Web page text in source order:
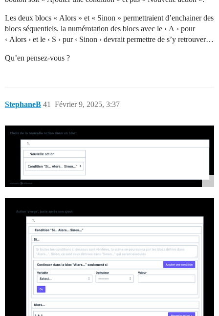
Les deux blocs « Alors » et « Sinon » permettraient d’enchainer des
blocs séquentiels. la numérotation des blocs avec le ‹ A › pour
‹ Alors › et le ‹ S › pur ‹ Sinon › devrait permettre de s’y retrouver…
Qu’en pensez-vous ?
StephaneB Février 9, 2025, 3:37
41